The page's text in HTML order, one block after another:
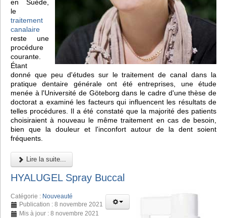
en Suède,
le
traitement
canalaire
reste une
procédure
courante.
Étant
donné que peu d'études sur le traitement de canal dans la
pratique dentaire générale ont été entreprises, une étude
menée à l'Université de Göteborg dans le cadre d'une thèse de
doctorat a examiné les facteurs qui influencent les résultats de
telles procédures. Il a été constaté que la majorité des patients
choisiraient à nouveau le même traitement en cas de besoin,
bien que la douleur et l'inconfort autour de la dent soient
fréquents.
Lire la suite...
HYALUGEL Spray Buccal
Catégorie : Nouveauté
Publication : 8 novembre 2021
Mis à jour : 8 novembre 2021